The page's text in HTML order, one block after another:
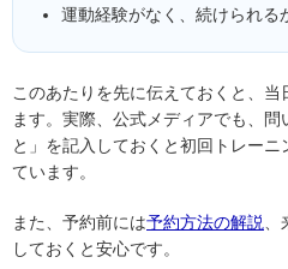
運動経験がなく、続けられる
このあたりを先に伝えておくと、
ます。実際、公式メディアでも、問
と」を記入しておくと初回トレー
ています。
また、予約前には予約方法の解説
しておくと安心です。